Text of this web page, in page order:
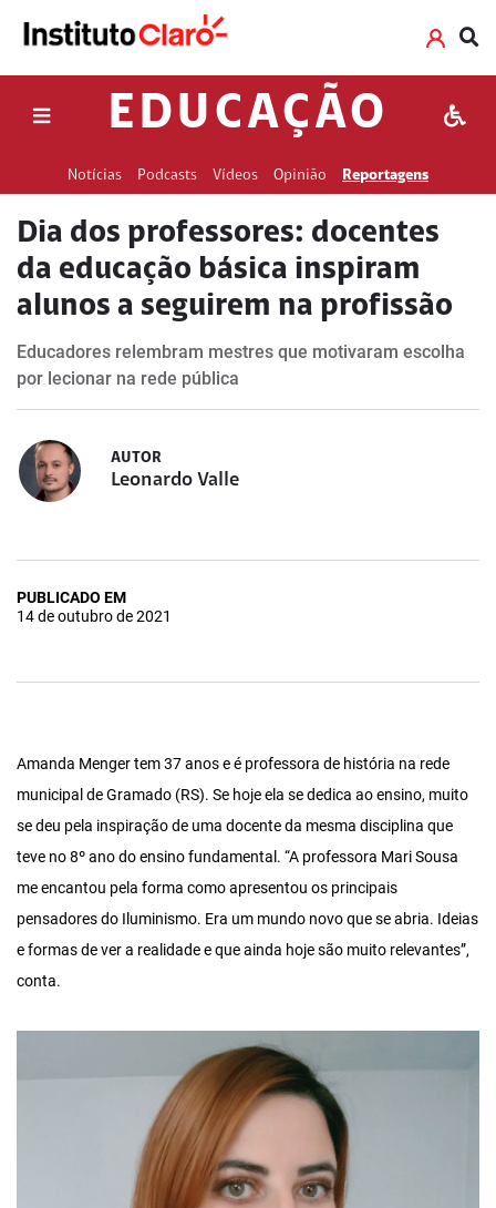
EDUCAÇÃO
Notícias Podcasts Vídeos Opinião Reportagens
Dia dos professores: docentes
da educação básica inspiram
alunos a seguirem na profissão
Educadores relembram mestres que motivaram escolha
por lecionar na rede pública
AUTOR
Leonardo Valle
PUBLICADO EM
14 de outubro de 2021
Amanda Menger tem 37 anos e é professora de história na rede
municipal de Gramado (RS). Se hoje ela se dedica ao ensino, muito
se deu pela inspiração de uma docente da mesma disciplina que
teve no 8º ano do ensino fundamental. “A professora Mari Sousa
me encantou pela forma como apresentou os principais
pensadores do Iluminismo. Era um mundo novo que se abria. Ideias
e formas de ver a realidade e que ainda hoje são muito relevantes”,
conta.